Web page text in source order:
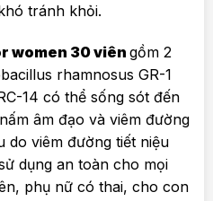
tránh khỏi.
women 30 viên gồm 2
rhamnosus GR-1
14 có thể sống sót đến
âm đạo và viêm đường
do viêm đường tiết niệu
dụng an toàn cho mọi
phụ nữ có thai, cho con